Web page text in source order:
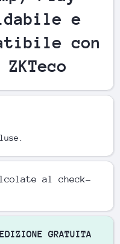
e
con
al check-
GRATUITA